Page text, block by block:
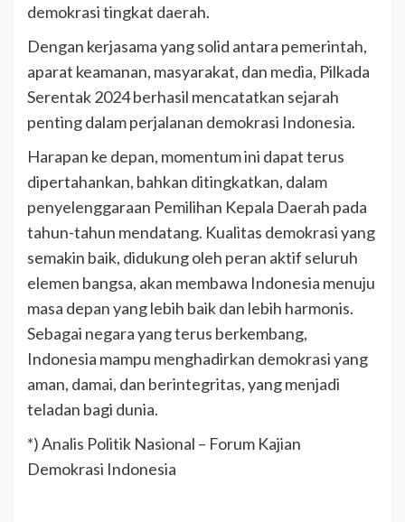
demokrasi tingkat daerah.
Dengan kerjasama yang solid antara pemerintah,
aparat keamanan, masyarakat, dan media, Pilkada
Serentak 2024 berhasil mencatatkan sejarah
penting dalam perjalanan demokrasi Indonesia.
Harapan ke depan, momentum ini dapat terus
dipertahankan, bahkan ditingkatkan, dalam
penyelenggaraan Pemilihan Kepala Daerah pada
tahun-tahun mendatang. Kualitas demokrasi yang
semakin baik, didukung oleh peran aktif seluruh
elemen bangsa, akan membawa Indonesia menuju
masa depan yang lebih baik dan lebih harmonis.
Sebagai negara yang terus berkembang,
Indonesia mampu menghadirkan demokrasi yang
aman, damai, dan berintegritas, yang menjadi
teladan bagi dunia.
*) Analis Politik Nasional – Forum Kajian
Demokrasi Indonesia